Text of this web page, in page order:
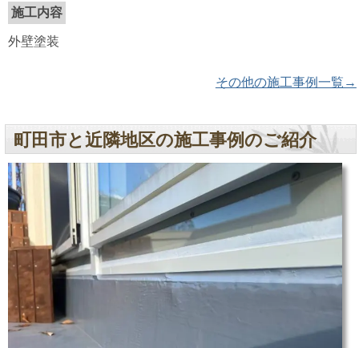
施工内容
外壁塗装
その他の施工事例一覧→
町田市と近隣地区の施工事例のご紹介